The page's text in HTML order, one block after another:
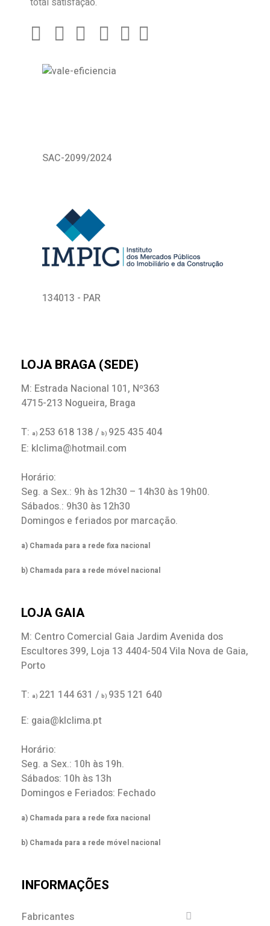
SAC-2099/2024
134013 - PAR
LOJA BRAGA (SEDE)
M: Estrada Nacional 101, Nº363
4715-213 Nogueira, Braga
T: a) 253 618 138 / b) 925 435 404
E: klclima@hotmail.com
Horário:
Seg. a Sex.: 9h às 12h30 – 14h30 às 19h00.
Sábados.: 9h30 às 12h30
Domingos e feriados por marcação.
a) Chamada para a rede fixa nacional
b) Chamada para a rede móvel nacional
LOJA GAIA
M: Centro Comercial Gaia Jardim Avenida dos
Escultores 399, Loja 13 4404-504 Vila Nova de Gaia,
Porto
T: a) 221 144 631 / b) 935 121 640
E: gaia@klclima.pt
Horário:
Seg. a Sex.: 10h às 19h.
Sábados: 10h às 13h
Domingos e Feriados: Fechado
a) Chamada para a rede fixa nacional
b) Chamada para a rede móvel nacional
INFORMAÇÕES
Fabricantes